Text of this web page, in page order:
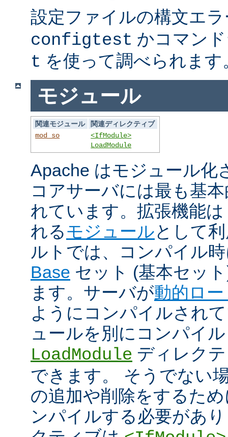
設定ファイルの構文エ
configtest かコマン
t を使って調べられます
モジュール
関連モジュール
関連ディレクティブ
mod_so
<IfModule>
LoadModule
Apache はモジュール化
コアサーバには最も基
れています。拡張機能
れるモジュールとして
ルトでは、コンパイル
Base セット (基本セッ
ます。サーバが動的ロ
ようにコンパイルされ
ュールを別にコンパイ
LoadModule ディレク
できます。 そうでない
の追加や削除をするた
ンパイルする必要があ